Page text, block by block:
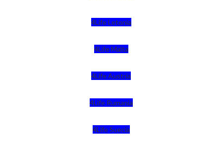
4Life Letonia
4Life Malta
4Life Austria
4Life Rumania
4Life Suecia